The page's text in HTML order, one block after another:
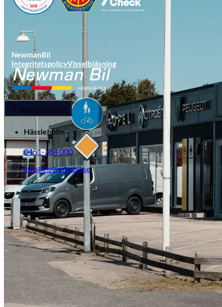
NewmanBil
IntegritetspolicyVisselblåsning
KONTAKTA OSS
Hässleholm
0451-384 000
info@newmanbil.se